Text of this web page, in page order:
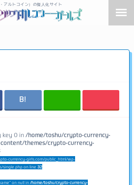
アルトコイン）の擬人化サイト
key 0 in /home/toshu/crypto-currency-
themes/crypto-currency-
currency-girls.com/public_html/wp-
single.php on line32
on null in /home/toshu/crypto-currency-